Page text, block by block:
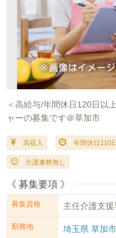
＜高給与/年間休日120日以
ャーの募集です＠草加市
高収入 年間休日110
介護兼務無し
《 募集要項 》
募集資格 主任介護支援
勤務地 埼玉県 草加市